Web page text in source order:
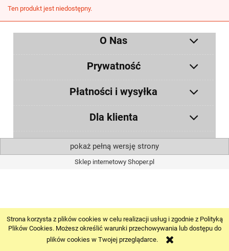
Strona korzysta z plików cookies w celu realizacji usług i zgodnie z Polityką
Plików Cookies. Możesz określić warunki przechowywania lub dostępu do
plików cookies w Twojej przeglądarce.
Ten produkt jest niedostępny.
O Nas
Prywatność
Płatności i wysyłka
Dla klienta
pokaż pełną wersję strony
Sklep internetowy Shoper.pl